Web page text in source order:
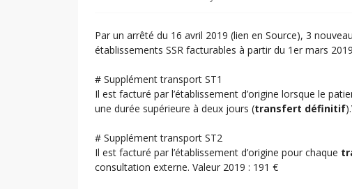
Par un arrêté du 16 avril 2019 (lien en Source), 3
établissements SSR facturables à partir du 1er mars
# Supplément transport ST1
Il est facturé par l’établissement d’origine lorsque le
une durée supérieure à deux jours (transfert définitif
# Supplément transport ST2
Il est facturé par l’établissement d’origine pour chaque
consultation externe. Valeur 2019 : 191 €